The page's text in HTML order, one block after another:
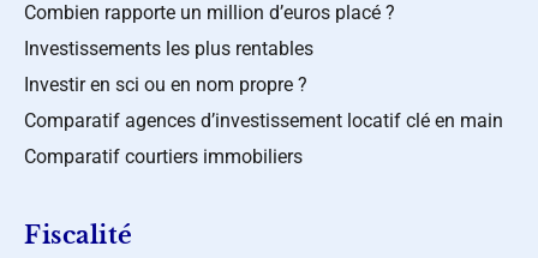
Combien rapporte un million d’euros placé ?
Investissements les plus rentables
Investir en sci ou en nom propre ?
Comparatif agences d’investissement locatif clé en main
Comparatif courtiers immobiliers
Fiscalité